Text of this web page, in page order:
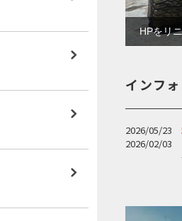
HPをリ
インフ
2026/05/23
2026/02/03
イベント